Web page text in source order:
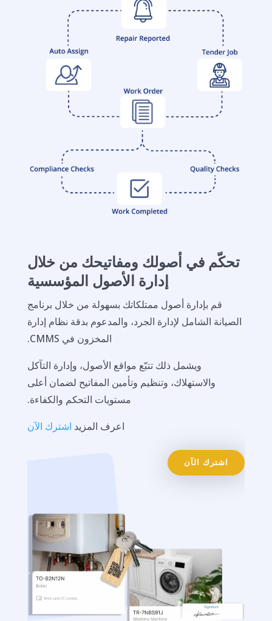
تحكّم في أصولك ومفاتيحك من خلال
إدارة الأصول المؤسسية
قم بإدارة أصول ممتلكاتك بسهولة من خلال برنامج
الصيانة الشامل لإدارة الجرد، والمدعوم بدقة نظام إدارة
المخزون في CMMS.
ويشمل ذلك تتبّع مواقع الأصول، وإدارة التآكل
والاستهلاك، وتنظيم وتأمين المفاتيح لضمان أعلى
مستويات التحكم والكفاءة.
اعرف المزيد اشترك الآن
اشترك الآن